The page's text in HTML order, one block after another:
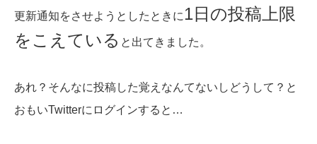
更新通知をさせようとしたときに1日の投稿上限
をこえている と出てきました。
あれ？そんなに投稿した覚えなんてないしどうして？と
おもいTwitterにログインすると…